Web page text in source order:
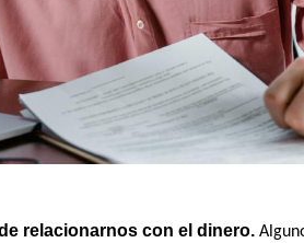
relacionarnos con el dinero.